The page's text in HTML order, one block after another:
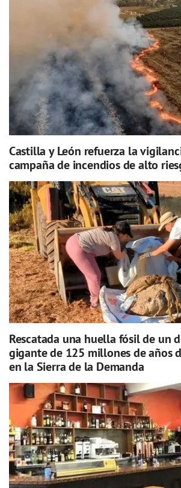
Castilla y León refuerza la
campaña de incendios de alto
Rescatada una huella fósil de un
gigante de 125 millones de años
en la Sierra de la Demanda